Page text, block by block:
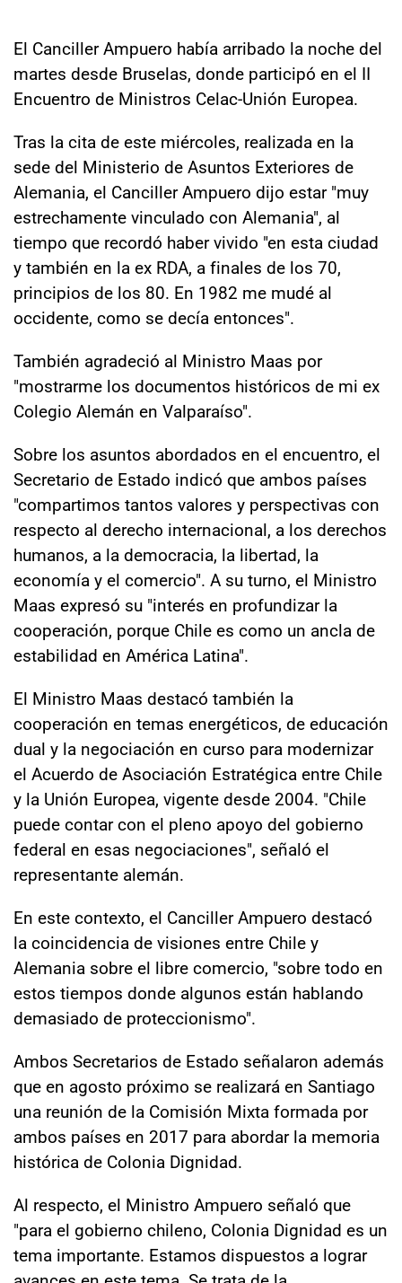
El Canciller Ampuero había arribado la noche del
martes desde Bruselas, donde participó en el II
Encuentro de Ministros Celac-Unión Europea.
Tras la cita de este miércoles, realizada en la
sede del Ministerio de Asuntos Exteriores de
Alemania, el Canciller Ampuero dijo estar "muy
estrechamente vinculado con Alemania", al
tiempo que recordó haber vivido "en esta ciudad
y también en la ex RDA, a finales de los 70,
principios de los 80. En 1982 me mudé al
occidente, como se decía entonces".
También agradeció al Ministro Maas por
"mostrarme los documentos históricos de mi ex
Colegio Alemán en Valparaíso".
Sobre los asuntos abordados en el encuentro, el
Secretario de Estado indicó que ambos países
"compartimos tantos valores y perspectivas con
respecto al derecho internacional, a los derechos
humanos, a la democracia, la libertad, la
economía y el comercio". A su turno, el Ministro
Maas expresó su "interés en profundizar la
cooperación, porque Chile es como un ancla de
estabilidad en América Latina".
El Ministro Maas destacó también la
cooperación en temas energéticos, de educación
dual y la negociación en curso para modernizar
el Acuerdo de Asociación Estratégica entre Chile
y la Unión Europea, vigente desde 2004. "Chile
puede contar con el pleno apoyo del gobierno
federal en esas negociaciones", señaló el
representante alemán.
En este contexto, el Canciller Ampuero destacó
la coincidencia de visiones entre Chile y
Alemania sobre el libre comercio, "sobre todo en
estos tiempos donde algunos están hablando
demasiado de proteccionismo".
Ambos Secretarios de Estado señalaron además
que en agosto próximo se realizará en Santiago
una reunión de la Comisión Mixta formada por
ambos países en 2017 para abordar la memoria
histórica de Colonia Dignidad.
Al respecto, el Ministro Ampuero señaló que
"para el gobierno chileno, Colonia Dignidad es un
tema importante. Estamos dispuestos a lograr